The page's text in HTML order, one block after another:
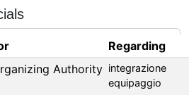
Regarding
Authority integrazione
equipaggio